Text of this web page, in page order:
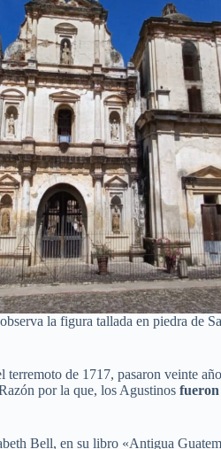
la figura tallada en piedra de
terremoto de 1717, pasaron veinte
por la que, los Agustinos fueron
Bell, en su libro «Antigua